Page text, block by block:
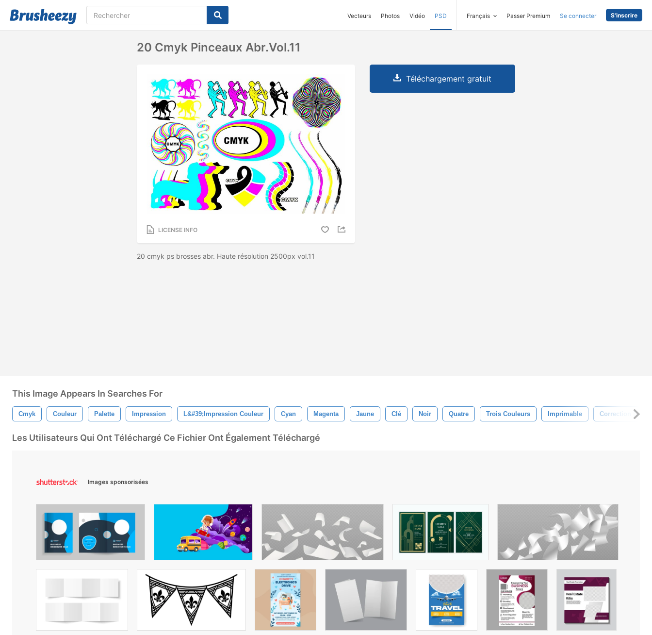
Vecteurs Photos Vidéo PSD Français Passer Premium Se connecter S'inscrire
20 Cmyk Pinceaux Abr.vol.11
LICENSE INFO
20 cmyk ps brosses abr. Haute résolution 2500px vol.11
Téléchargement gratuit
This Image Appears In Searches For
Cmyk Couleur Palette Impression L&#39;impression Couleur Cyan Magenta Jaune Clé Noir Quatre Trois Couleurs Imprimable Correction De
Les Utilisateurs Qui Ont Téléchargé Ce Fichier Ont Également Téléchargé
Images sponsorisées